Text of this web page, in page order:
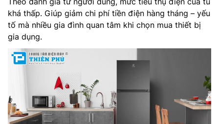
khá thấp. Giúp giảm chi phí tiền điện hàng tháng – yếu
tố mà nhiều gia đình quan tâm khi chọn mua thiết bị
gia dụng.